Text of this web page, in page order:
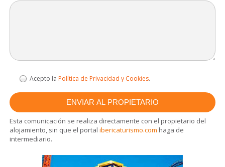
Acepto la Política de Privacidad y Cookies.
Esta comunicación se realiza directamente con el propietario del
alojamiento, sin que el portalibericaturismo.com haga de
intermediario.